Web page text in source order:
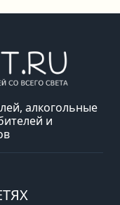
алкогольные
и